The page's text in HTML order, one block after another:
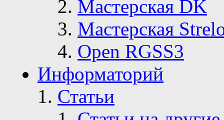
Мастерская DK
Мастерская
Open RGSS3
Информаторий
Статьи